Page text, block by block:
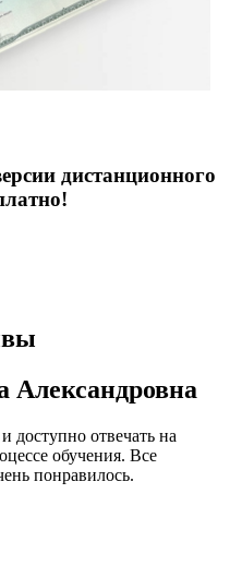
дистанционного
Александровна
доступно отвечать на
обучения. Все
понравилось.